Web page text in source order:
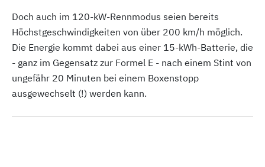
Doch auch im 120-kW-Rennmodus seien bereits
Höchstgeschwindigkeiten von über 200 km/h möglich.
Die Energie kommt dabei aus einer 15-kWh-Batterie, die
- ganz im Gegensatz zur Formel E - nach einem Stint von
ungefähr 20 Minuten bei einem Boxenstopp
ausgewechselt (!) werden kann.